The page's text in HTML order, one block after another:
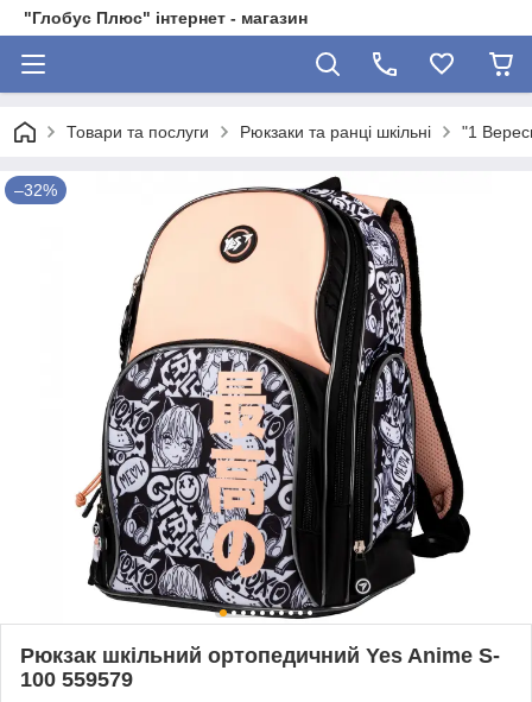
"Глобус Плюс" інтернет - магазин
Товари та послуги Рюкзаки та ранці шкільні "1
–32%
Рюкзак шкільний ортопедичний Yes Anime S-
100 559579